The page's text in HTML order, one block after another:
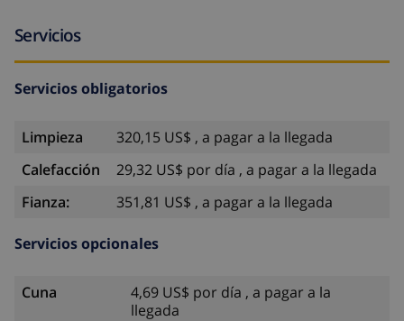
Servicios
Servicios obligatorios
Limpieza
320,15 US$ , a pagar a la llegada
Calefacción
29,32 US$ por día , a pagar a la llegada
Fianza:
351,81 US$ , a pagar a la llegada
Servicios opcionales
Cuna
4,69 US$ por día , a pagar a la
llegada